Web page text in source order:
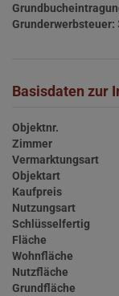
Grunderwerbsteuer:
Basisdaten zur
Objektnr.
Zimmer
Vermarktungsart
Objektart
Kaufpreis
Nutzungsart
Schlüsselfertig
Fläche
Wohnfläche
Nutzfläche
Grundfläche